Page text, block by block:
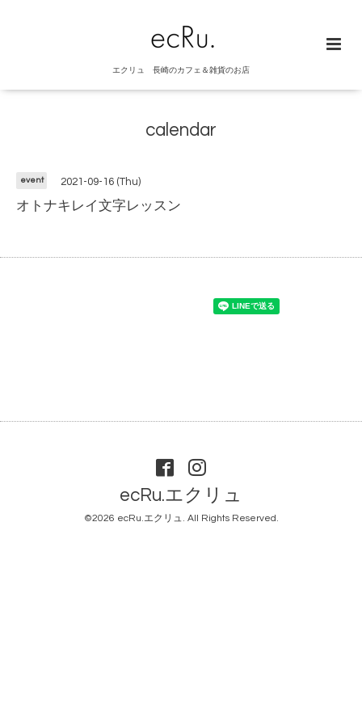
エクリュ 長崎のカフェ＆雑貨のお店
calendar
event 2021-09-16 (Thu)
オトナキレイ文字レッスン
ecRu.エクリュ
©2026 ecRu.エクリュ. All Rights Reserved.